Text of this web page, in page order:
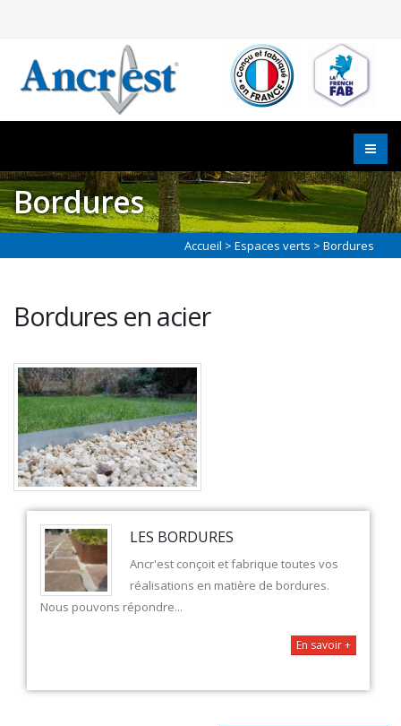
Bordures
Accueil > Espaces verts > Bordures
Bordures en acier
LES BORDURES
Ancr'est conçoit et fabrique toutes vos
réalisations en matière de bordures.
Nous pouvons répondre...
En savoir +